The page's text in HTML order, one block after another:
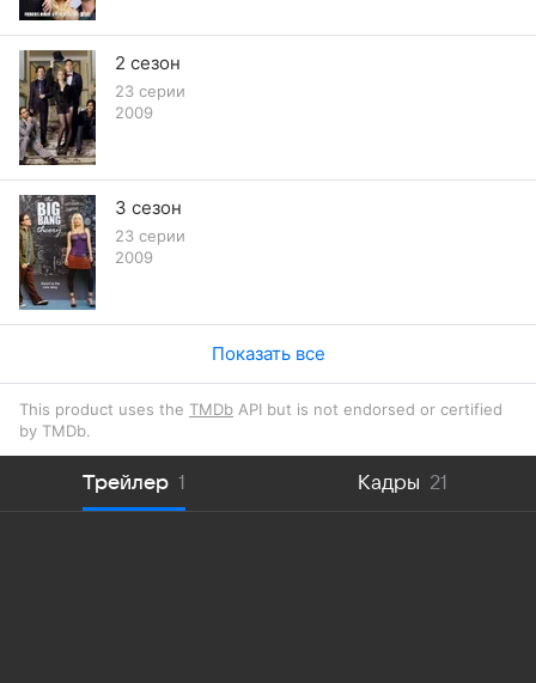
2 сезон
23 серии
2009
3 сезон
23 серии
2009
Показать все
This product uses the TMDb API but is not endorsed or certified
by TMDb.
Трейлер 1 Кадры 21